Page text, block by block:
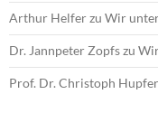
Arthur Helferzu Wir
Dr. Jannpeter Zopfszu
Prof. Dr. Christoph Hupfer